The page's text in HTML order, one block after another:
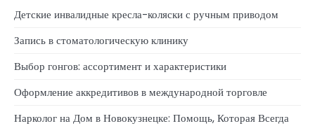
Детские инвалидные кресла-коляски с ручным приводом
Запись в стоматологическую клинику
Выбор гонгов: ассортимент и характеристики
Оформление аккредитивов в международной торговле
Нарколог на Дом в Новокузнецке: Помощь, Которая Всегда